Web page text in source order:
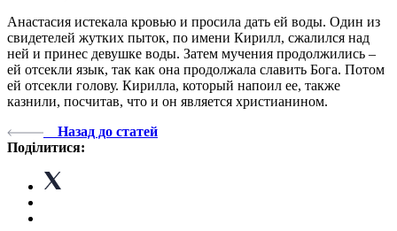
Анастасия истекала кровью и просила дать ей воды. Один из
свидетелей жутких пыток, по имени Кирилл, сжалился над
ней и принес девушке воды. Затем мучения продолжились –
ей отсекли язык, так как она продолжала славить Бога. Потом
ей отсекли голову. Кирилла, который напоил ее, также
казнили, посчитав, что и он является христианином.
Назад до статей
Поділитися: